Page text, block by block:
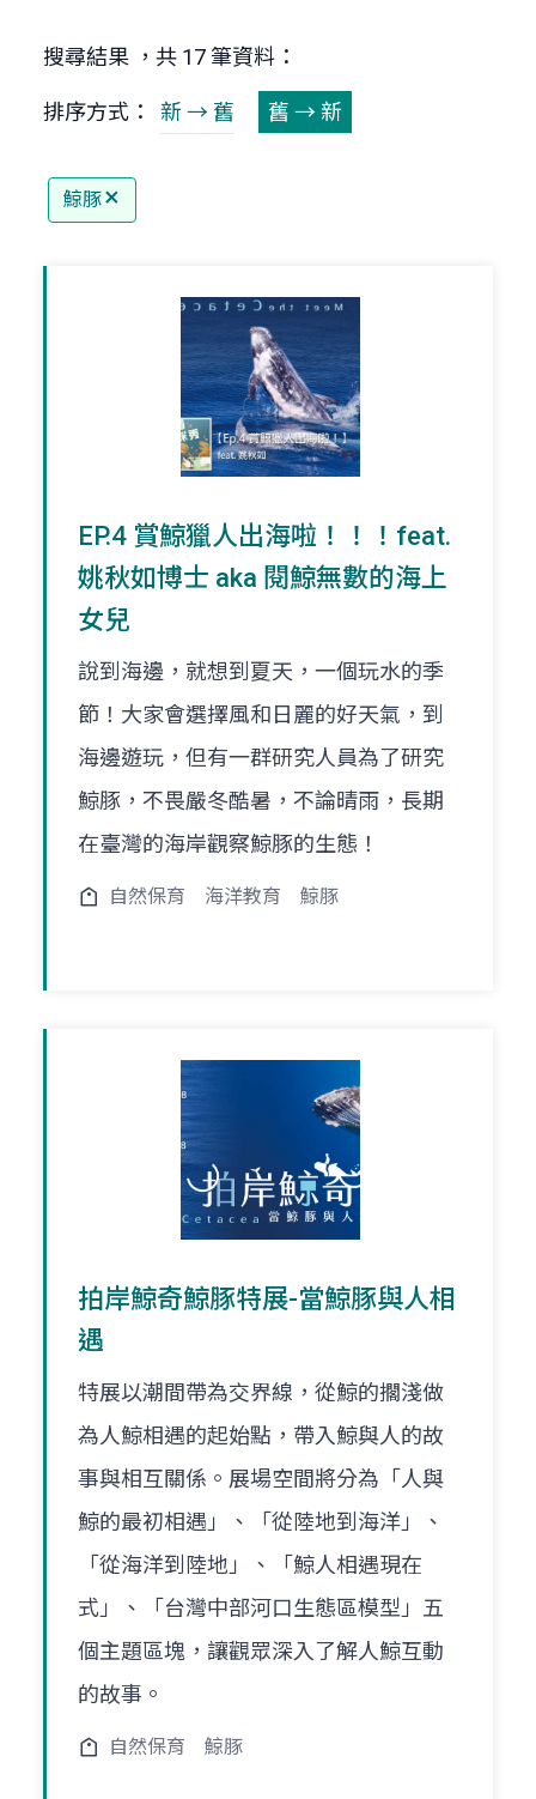
搜尋結果 ，共 17 筆資料：
排序方式： 新 → 舊 舊 → 新
鯨豚
EP.4 賞鯨獵人出海啦！！！feat.
姚秋如博士 aka 閱鯨無數的海上
女兒
說到海邊，就想到夏天，一個玩水的季
節！大家會選擇風和日麗的好天氣，到
海邊遊玩，但有一群研究人員為了研究
鯨豚，不畏嚴冬酷暑，不論晴雨，長期
在臺灣的海岸觀察鯨豚的生態！
自然保育 海洋教育 鯨豚
拍岸鯨奇鯨豚特展-當鯨豚與人相
遇
特展以潮間帶為交界線，從鯨的擱淺做
為人鯨相遇的起始點，帶入鯨與人的故
事與相互關係。展場空間將分為「人與
鯨的最初相遇」、「從陸地到海洋」、
「從海洋到陸地」、「鯨人相遇現在
式」、「台灣中部河口生態區模型」五
個主題區塊，讓觀眾深入了解人鯨互動
的故事。
自然保育 鯨豚